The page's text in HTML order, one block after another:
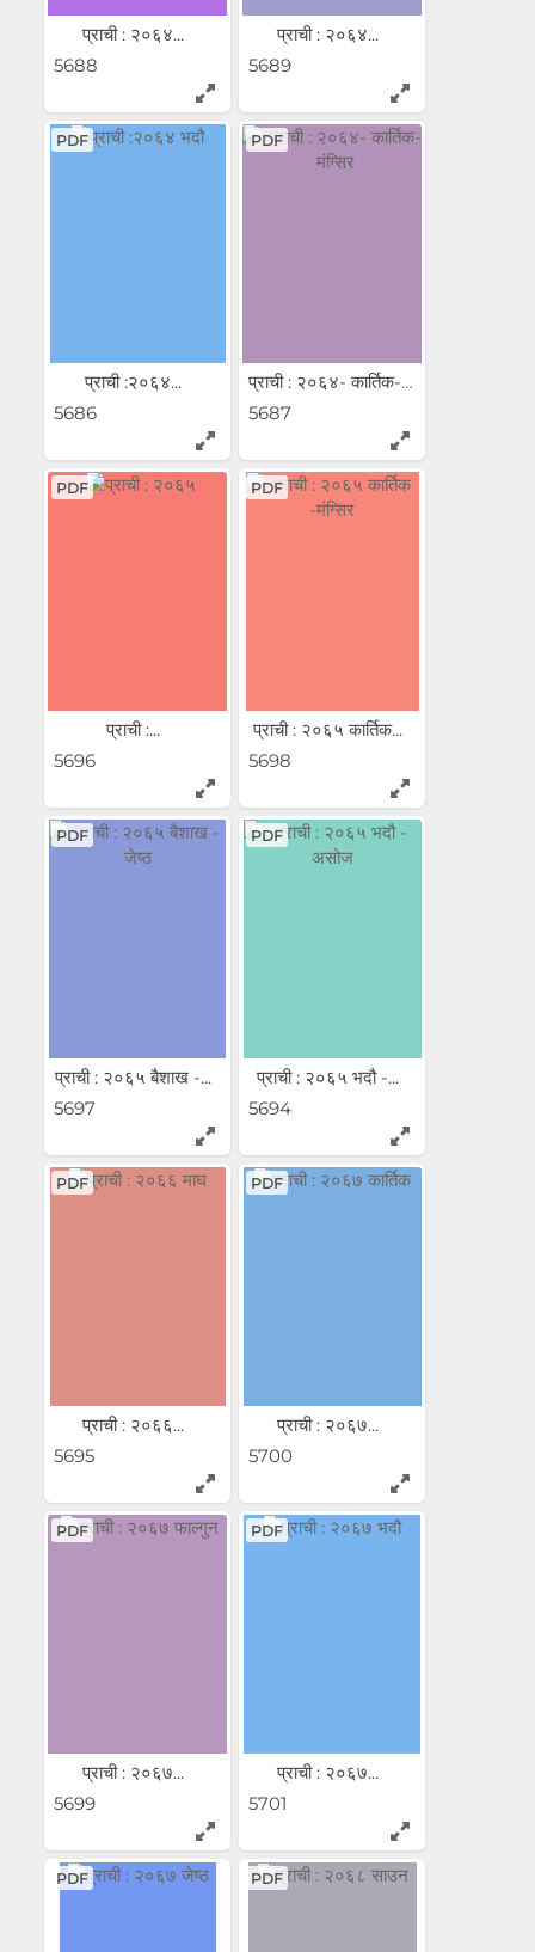
प्राची : २०६४...
5688
प्राची : २०६४...
5689
PDF
प्राची :२०६४...
5686
PDF
प्राची : २०६४- कार्तिक- ...
5687
PDF
प्राची :...
5696
PDF
प्राची : २०६५ कार्तिक...
5698
PDF
प्राची : २०६५ बैशाख -...
5697
PDF
प्राची : २०६५ भदौ -...
5694
PDF
प्राची : २०६६...
5695
PDF
प्राची : २०६७...
5700
PDF
प्राची : २०६७...
5699
PDF
प्राची : २०६७...
5701
PDF PDF